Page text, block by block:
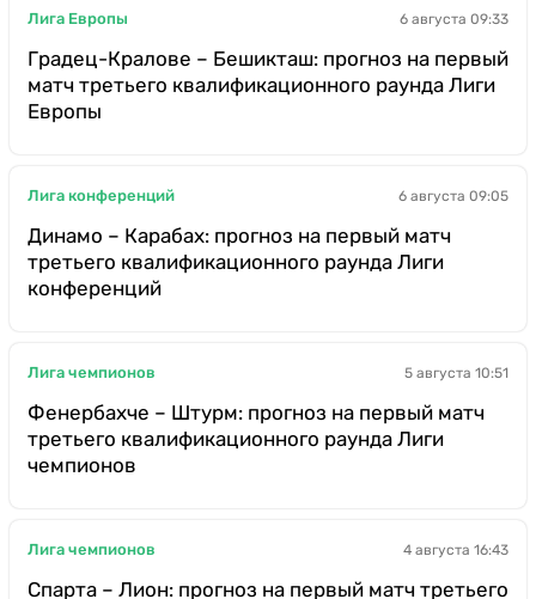
Лига Европы 6 августа 09:33
Градец-Кралове – Бешикташ: прогноз на первый
матч третьего квалификационного раунда Лиги
Европы
Лига конференций 6 августа 09:05
Динамо – Карабах: прогноз на первый матч
третьего квалификационного раунда Лиги
конференций
Лига чемпионов 5 августа 10:51
Фенербахче – Штурм: прогноз на первый матч
третьего квалификационного раунда Лиги
чемпионов
Лига чемпионов 4 августа 16:43
Спарта – Лион: прогноз на первый матч третьего